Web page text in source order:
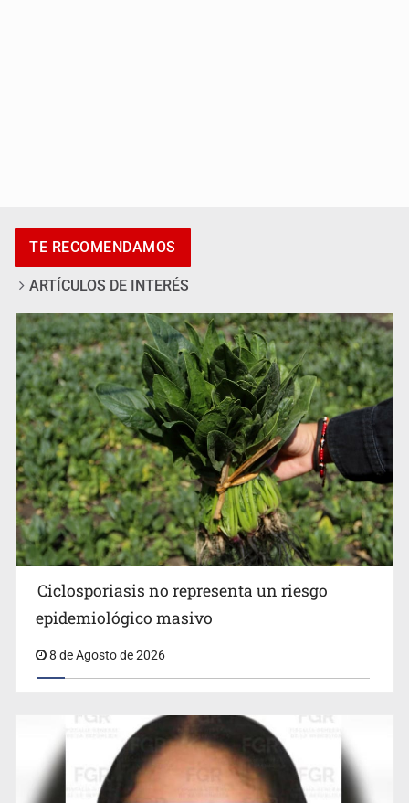
Procesan a el “R1”, presunto líder criminal en Jalisco y
Michoacán
Cae en Zapopan prófugo estadounidense buscado por
Interpol
TE RECOMENDAMOS
ARTÍCULOS DE INTERÉS
Ciclosporiasis no representa un riesgo
epidemiológico masivo
8 de Agosto de 2026